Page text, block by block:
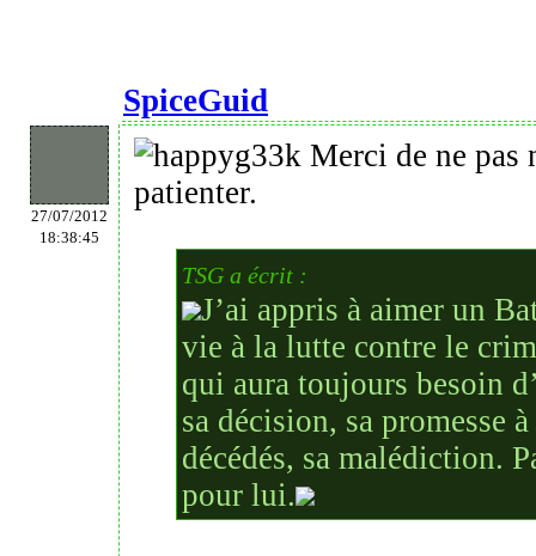
SpiceGuid
27/07/2012
18:38:45
Merci de ne
patienter.
TSG a écrit :
J’ai appris à aimer un
vie à la lutte contre le
qui aura toujours besoin
sa décision, sa promesse
décédés, sa malédiction.
pour lui.